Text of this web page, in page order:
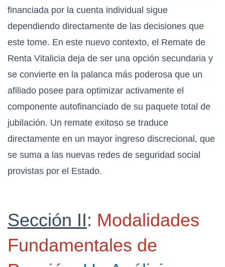
financiada por la cuenta individual sigue
dependiendo directamente de las decisiones que
este tome. En este nuevo contexto, el Remate de
Renta Vitalicia deja de ser una opción secundaria y
se convierte en la palanca más poderosa que un
afiliado posee para optimizar activamente el
componente autofinanciado de su paquete total de
jubilación. Un remate exitoso se traduce
directamente en un mayor ingreso discrecional, que
se suma a las nuevas redes de seguridad social
provistas por el Estado.
Sección II: Modalidades
Fundamentales de